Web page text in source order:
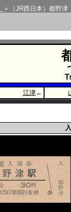
＞（JR西日本）都野津
江津←